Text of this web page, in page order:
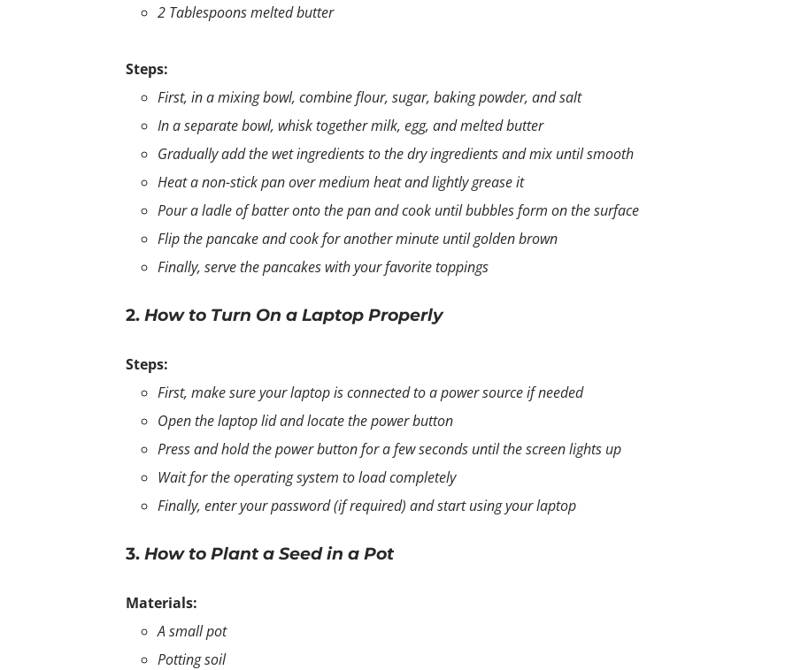
2 Tablespoons melted butter
Steps:
First, in a mixing bowl, combine flour, sugar, baking powder, and salt
In a separate bowl, whisk together milk, egg, and melted butter
Gradually add the wet ingredients to the dry ingredients and mix until smooth
Heat a non-stick pan over medium heat and lightly grease it
Pour a ladle of batter onto the pan and cook until bubbles form on the surface
Flip the pancake and cook for another minute until golden brown
Finally, serve the pancakes with your favorite toppings
2. How to Turn On a Laptop Properly
Steps:
First, make sure your laptop is connected to a power source if needed
Open the laptop lid and locate the power button
Press and hold the power button for a few seconds until the screen lights up
Wait for the operating system to load completely
Finally, enter your password (if required) and start using your laptop
3. How to Plant a Seed in a Pot
Materials:
A small pot
Potting soil